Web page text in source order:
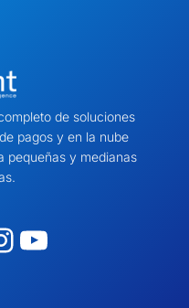
de soluciones
pagos y en la nube
pequeñas y medianas
YouTube